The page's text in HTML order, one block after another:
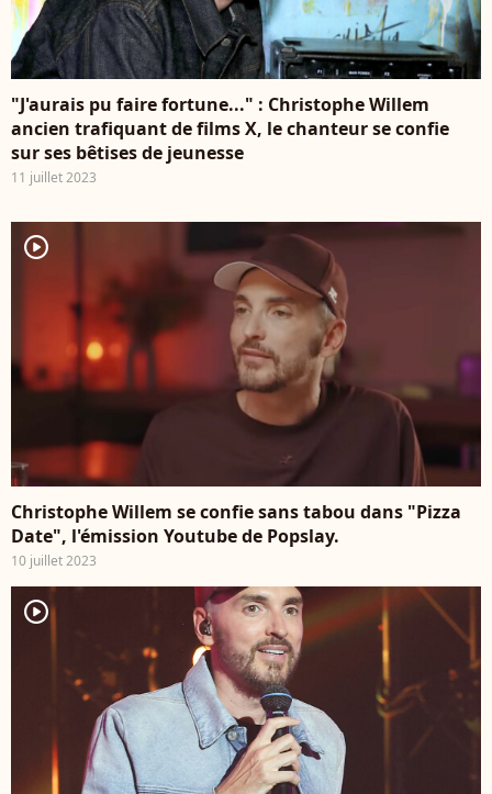
"J'aurais pu faire fortune..." : Christophe Willem
ancien trafiquant de films X, le chanteur se confie
sur ses bêtises de jeunesse
11 juillet 2023
player2
Christophe Willem se confie sans tabou dans "Pizza
Date", l'émission Youtube de Popslay.
10 juillet 2023
player2